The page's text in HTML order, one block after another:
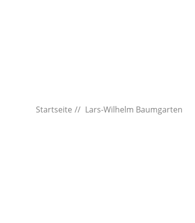
Startseite Lars-Wilhelm Baumgarten